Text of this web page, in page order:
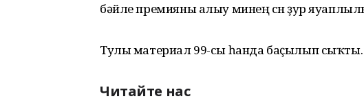
бәйле премияны алыу минең өсөн ҙур
Тулы материал 99-сы һанда баҫылып сыҡты.
Читайте нас